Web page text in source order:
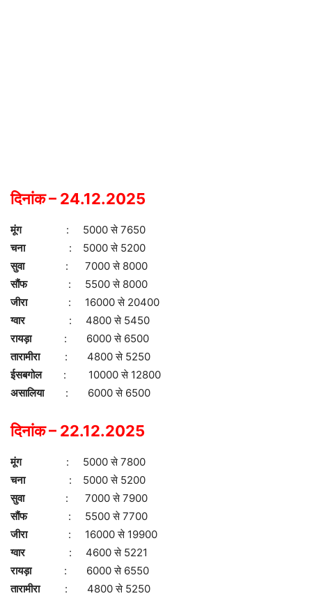
दिनांक – 24.12.2025
मूंग: 5000 से 7650
चना : 5000 से 5200
सुवा : 7000 से 8000
सौंफ
: 5500 से 8000
जीरा : 16000 से 20400
ग्वार
: 4800 से 5450
रायड़ा : 6000 से 6500
तारामीरा: 4800 से 5250
ईसबगोल
: 10000 से 12800
असालिया : 6000 से 6500
दिनांक – 22.12.2025
मूंग: 5000 से 7800
चना : 5000 से 5200
सुवा : 7000 से 7900
सौंफ
: 5500 से 7700
जीरा : 16000 से 19900
ग्वार
: 4600 से 5221
रायड़ा : 6000 से 6550
तारामीरा: 4800 से 5250